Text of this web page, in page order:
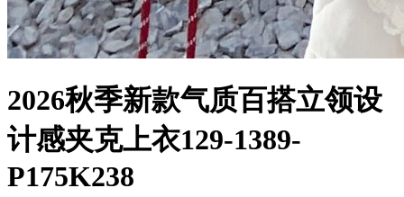
2026秋季新款气质百搭立领设
计感夹克上衣129-1389-
P175K238